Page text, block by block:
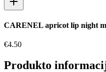
CARENEL apricot lip night
€4.50
Produkto